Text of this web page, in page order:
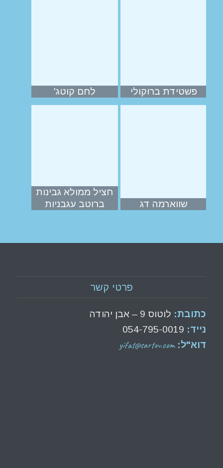
פשטידת ברוקולי לחם קוטג'
שווארמה דג
חציל ממולא גבינות
ברוטב עגבניות
פרטי קשר
כתובת: לוטוס 9 – אבן יהודה
נייד: 054-795-0019
דוא"ל:yifat@sartov.com